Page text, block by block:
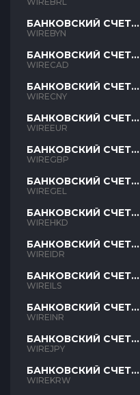
БАНКОВСКИЙ СЧЕТ
BYN
WIREBYN
БАНКОВСКИЙ СЧЕТ
CAD
WIRECAD
БАНКОВСКИЙ СЧЕТ
CNY
WIRECNY
БАНКОВСКИЙ СЧЕТ
EUR
WIREEUR
БАНКОВСКИЙ СЧЕТ
GBP
WIREGBP
БАНКОВСКИЙ СЧЕТ
GEL
WIREGEL
БАНКОВСКИЙ СЧЕТ
HKD
WIREHKD
БАНКОВСКИЙ СЧЕТ
IDR
WIREIDR
БАНКОВСКИЙ СЧЕТ
ILS
WIREILS
БАНКОВСКИЙ СЧЕТ
INR
WIREINR
БАНКОВСКИЙ СЧЕТ
JPY
WIREJPY
БАНКОВСКИЙ СЧЕТ
KRW
WIREKRW